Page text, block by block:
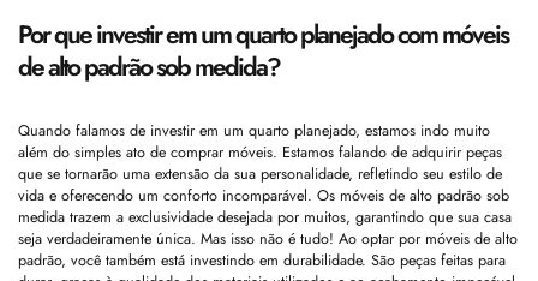
Por que investir em um quarto planejado com móveis
de alto padrão sob medida?
Quando falamos de investir em um quarto planejado, estamos indo muito
além do simples ato de comprar móveis. Estamos falando de adquirir peças
que se tornarão uma extensão da sua personalidade, refletindo seu estilo de
vida e oferecendo um conforto incomparável. Os móveis de alto padrão sob
medida trazem a exclusividade desejada por muitos, garantindo que sua casa
seja verdadeiramente única. Mas isso não é tudo! Ao optar por móveis de alto
padrão, você também está investindo em durabilidade. São peças feitas para